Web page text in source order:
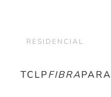
RESIDENCIAL
TCLPFIBRA